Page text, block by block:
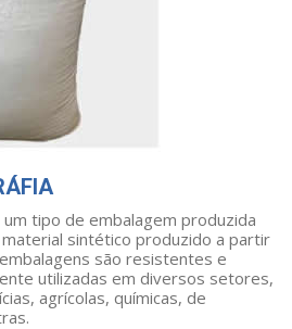
um tipo de embalagem produzida
sintético produzido a partir
são resistentes e
utilizadas em diversos setores,
agrícolas, químicas, de